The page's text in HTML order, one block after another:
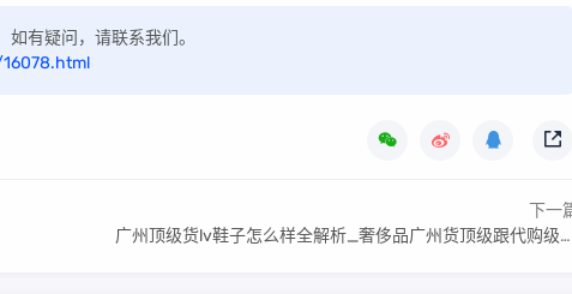
有疑问，请联系我们。
下一
广州顶级货lv鞋子怎么样全解析_奢侈品广州货顶级跟代购级有什么区别指南